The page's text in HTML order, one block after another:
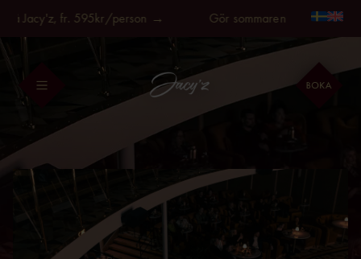
Fortsätt
innehållet
Jacy'z, fr. 595kr/person → Gör sommaren längre, på